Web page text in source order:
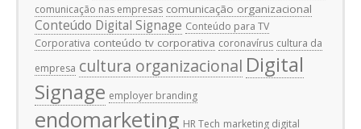
comunicação nas empresas comunicação organizacional
Conteúdo Digital Signage Conteúdo para TV
Corporativa conteúdo tv corporativa coronavírus cultura da
empresa cultura organizacional Digital
Signage employer branding
endomarketing HR Tech marketing digital